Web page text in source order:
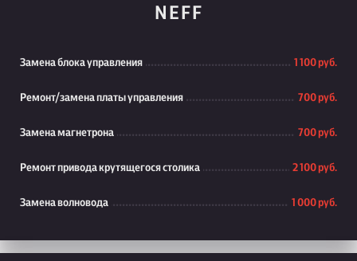
NEFF
Замена блока управления 1 100 руб.
Ремонт/замена платы управления 700 руб.
Замена магнетрона 700 руб.
Ремонт привода крутящегося столика 2 100 руб.
Замена волновода 1 000 руб.